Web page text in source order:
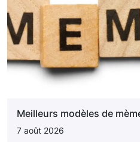
Meilleurs modèles de
7 août 2026